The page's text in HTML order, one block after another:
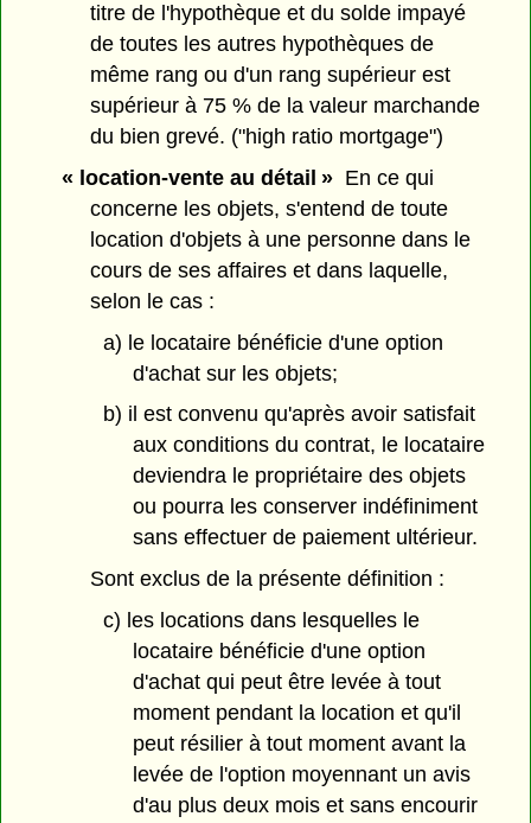
titre de l'hypothèque et du solde impayé
de toutes les autres hypothèques de
même rang ou d'un rang supérieur est
supérieur à 75 % de la valeur marchande
du bien grevé. ("high ratio mortgage")
« location-vente au détail »En ce qui
concerne les objets, s'entend de toute
location d'objets à une personne dans le
cours de ses affaires et dans laquelle,
selon le cas :
a) le locataire bénéficie d'une option
d'achat sur les objets;
b) il est convenu qu'après avoir satisfait
aux conditions du contrat, le locataire
deviendra le propriétaire des objets
ou pourra les conserver indéfiniment
sans effectuer de paiement ultérieur.
Sont exclus de la présente définition :
c) les locations dans lesquelles le
locataire bénéficie d'une option
d'achat qui peut être levée à tout
moment pendant la location et qu'il
peut résilier à tout moment avant la
levée de l'option moyennant un avis
d'au plus deux mois et sans encourir